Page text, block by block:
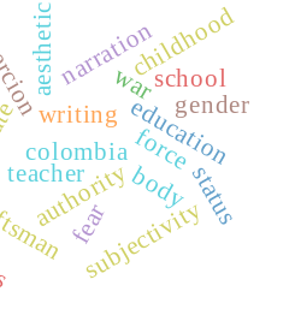
colombia
war
writing
teacher
education
aestheticnarration
authority
force
fear
body
subjectivity
gender
school
childhood
status